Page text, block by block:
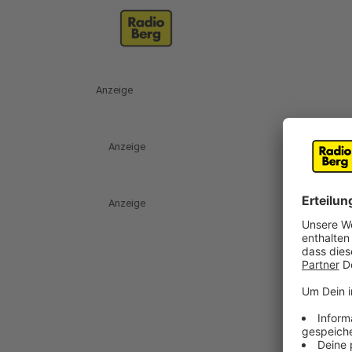
Anzeige
Anzeige
Anzeige